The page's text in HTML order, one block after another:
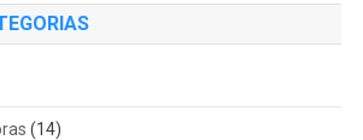
(14)